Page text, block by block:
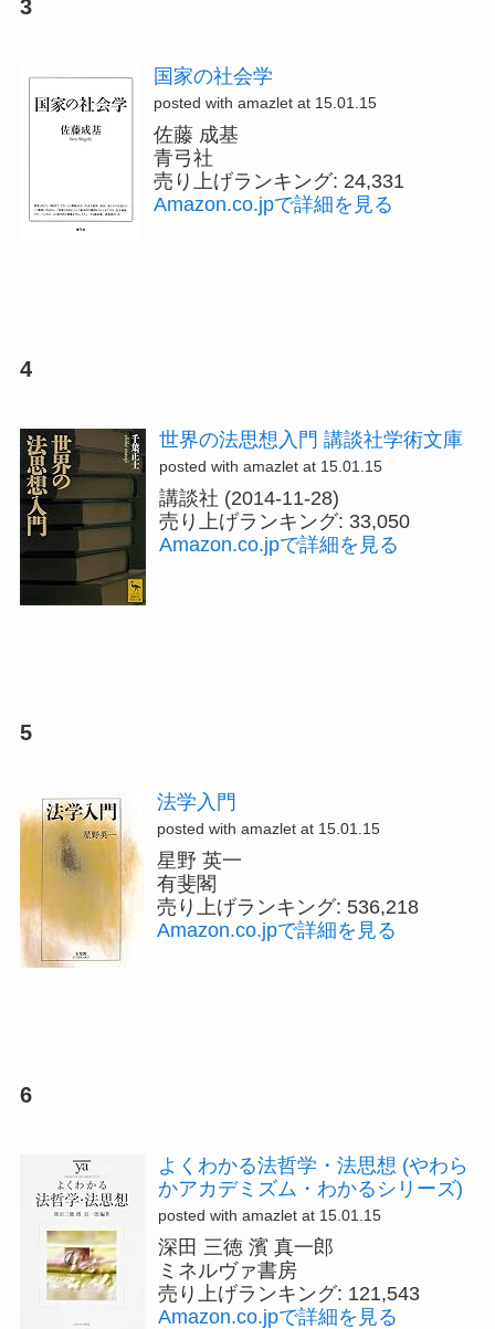
3
国家の社会学
posted with amazlet at 15.01.15
佐藤 成基
青弓社
売り上げランキング: 24,331
Amazon.co.jpで詳細を見る
4
世界の法思想入門 講談社学術文庫
posted with amazlet at 15.01.15
講談社 (2014-11-28)
売り上げランキング: 33,050
Amazon.co.jpで詳細を見る
5
法学入門
posted with amazlet at 15.01.15
星野 英一
有斐閣
売り上げランキング: 536,218
Amazon.co.jpで詳細を見る
6
よくわかる法哲学・法思想 (やわら
かアカデミズム・わかるシリーズ)
posted with amazlet at 15.01.15
深田 三徳 濱 真一郎
ミネルヴァ書房
売り上げランキング: 121,543
Amazon.co.jpで詳細を見る